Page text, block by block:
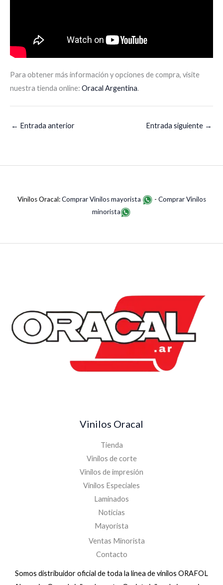
Para obtener más información y opciones de compra, visite
nuestra tienda online: Oracal Argentina.
← Entrada anterior Entrada siguiente →
Vinilos Oracal:Comprar Vinilos mayorista - Comprar Vinilos
minorista
Vinilos Oracal
Tienda
Vinilos de corte
Vinilos de impresión
Vinilos Especiales
Laminados
Noticias
Mayorista
Ventas Minorista
Contacto
Somos distribuidor oficial de toda la linea de vinilos ORAFOL